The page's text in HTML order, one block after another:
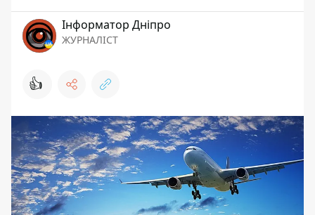
Інформатор Дніпро
ЖУРНАЛІСТ
👍